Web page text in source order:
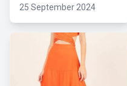
25 September 2024